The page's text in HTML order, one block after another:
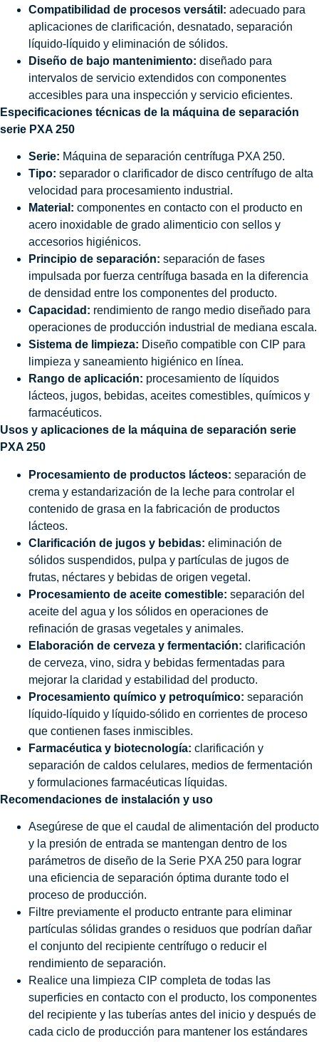
Compatibilidad de procesos versátil: adecuado para
aplicaciones de clarificación, desnatado, separación
líquido-líquido y eliminación de sólidos.
Diseño de bajo mantenimiento: diseñado para
intervalos de servicio extendidos con componentes
accesibles para una inspección y servicio eficientes.
Especificaciones técnicas de la máquina de separación
serie PXA 250
Serie: Máquina de separación centrífuga PXA 250.
Tipo: separador o clarificador de disco centrífugo de alta
velocidad para procesamiento industrial.
Material: componentes en contacto con el producto en
acero inoxidable de grado alimenticio con sellos y
accesorios higiénicos.
Principio de separación: separación de fases
impulsada por fuerza centrífuga basada en la diferencia
de densidad entre los componentes del producto.
Capacidad: rendimiento de rango medio diseñado para
operaciones de producción industrial de mediana escala.
Sistema de limpieza: Diseño compatible con CIP para
limpieza y saneamiento higiénico en línea.
Rango de aplicación: procesamiento de líquidos
lácteos, jugos, bebidas, aceites comestibles, químicos y
farmacéuticos.
Usos y aplicaciones de la máquina de separación serie
PXA 250
Procesamiento de productos lácteos: separación de
crema y estandarización de la leche para controlar el
contenido de grasa en la fabricación de productos
lácteos.
Clarificación de jugos y bebidas: eliminación de
sólidos suspendidos, pulpa y partículas de jugos de
frutas, néctares y bebidas de origen vegetal.
Procesamiento de aceite comestible: separación del
aceite del agua y los sólidos en operaciones de
refinación de grasas vegetales y animales.
Elaboración de cerveza y fermentación: clarificación
de cerveza, vino, sidra y bebidas fermentadas para
mejorar la claridad y estabilidad del producto.
Procesamiento químico y petroquímico: separación
líquido-líquido y líquido-sólido en corrientes de proceso
que contienen fases inmiscibles.
Farmacéutica y biotecnología: clarificación y
separación de caldos celulares, medios de fermentación
y formulaciones farmacéuticas líquidas.
Recomendaciones de instalación y uso
Asegúrese de que el caudal de alimentación del producto
y la presión de entrada se mantengan dentro de los
parámetros de diseño de la Serie PXA 250 para lograr
una eficiencia de separación óptima durante todo el
proceso de producción.
Filtre previamente el producto entrante para eliminar
partículas sólidas grandes o residuos que podrían dañar
el conjunto del recipiente centrífugo o reducir el
rendimiento de separación.
Realice una limpieza CIP completa de todas las
superficies en contacto con el producto, los componentes
del recipiente y las tuberías antes del inicio y después de
cada ciclo de producción para mantener los estándares